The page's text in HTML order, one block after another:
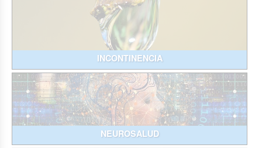
INCONTINENCIA
NEUROSALUD